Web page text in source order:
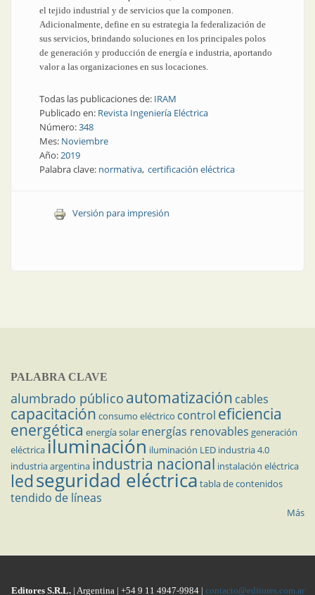
el tejido industrial y de servicios que la componen.
Adicionalmente, define en su estrategia la federalización de
sus servicios, brindando soluciones en los principales polos
de generación y producción de energía e industria, aportando
valor a las organizaciones en sus locaciones.
Todas las publicaciones de: IRAM
Publicado en: Revista Ingeniería Eléctrica
Número:348
Mes: Noviembre
Año:2019
Palabra clave: normativa certificación eléctrica
Versión para impresión
PALABRA CLAVE
alumbrado público automatización cables
capacitación consumo eléctrico control eficiencia
energética energía solar energías renovables generación
eléctricailuminación iluminación LED industria 4.0
industria argentina industria nacional instalación eléctrica
ledseguridad eléctrica tabla de contenidos
tendido de líneas
Más
Editores S.R.L.| Argentina | +54 9 11 4947-9984 | contacto@editores.com.ar